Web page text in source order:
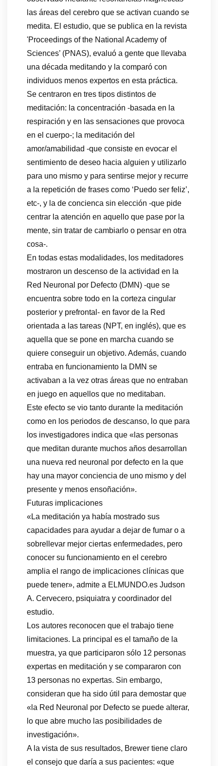
las áreas del cerebro que se activan cuando se
medita. El estudio, que se publica en la revista
'Proceedings of the National Academy of
Sciences’ (PNAS), evaluó a gente que llevaba
una década meditando y la comparó con
individuos menos expertos en esta práctica.
Se centraron en tres tipos distintos de
meditación: la concentración -basada en la
respiración y en las sensaciones que provoca
en el cuerpo-; la meditación del
amor/amabilidad -que consiste en evocar el
sentimiento de deseo hacia alguien y utilizarlo
para uno mismo y para sentirse mejor y recurre
a la repetición de frases como ‘Puedo ser feliz’,
etc-, y la de concienca sin elección -que pide
centrar la atención en aquello que pase por la
mente, sin tratar de cambiarlo o pensar en otra
cosa-.
En todas estas modalidades, los meditadores
mostraron un descenso de la actividad en la
Red Neuronal por Defecto (DMN) -que se
encuentra sobre todo en la corteza cingular
posterior y prefrontal- en favor de la Red
orientada a las tareas (NPT, en inglés), que es
aquella que se pone en marcha cuando se
quiere conseguir un objetivo. Además, cuando
entraba en funcionamiento la DMN se
activaban a la vez otras áreas que no entraban
en juego en aquellos que no meditaban.
Este efecto se vio tanto durante la meditación
como en los periodos de descanso, lo que para
los investigadores indica que «las personas
que meditan durante muchos años desarrollan
una nueva red neuronal por defecto en la que
hay una mayor conciencia de uno mismo y del
presente y menos ensoñación».
Futuras implicaciones
«La meditación ya había mostrado sus
capacidades para ayudar a dejar de fumar o a
sobrellevar mejor ciertas enfermedades, pero
conocer su funcionamiento en el cerebro
amplia el rango de implicaciones clínicas que
puede tener», admite a ELMUNDO.es Judson
A. Cervecero, psiquiatra y coordinador del
estudio.
Los autores reconocen que el trabajo tiene
limitaciones. La principal es el tamaño de la
muestra, ya que participaron sólo 12 personas
expertas en meditación y se compararon con
13 personas no expertas. Sin embargo,
consideran que ha sido útil para demostar que
«la Red Neuronal por Defecto se puede alterar,
lo que abre mucho las posibilidades de
investigación».
A la vista de sus resultados, Brewer tiene claro
el consejo que daría a sus pacientes: «que